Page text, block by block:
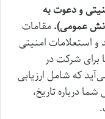
و دعوت به
عمومی).مقامات
و استعلامات امنیتی
برای شرکت در
که شامل ارزیابی
درباره تاریخ،